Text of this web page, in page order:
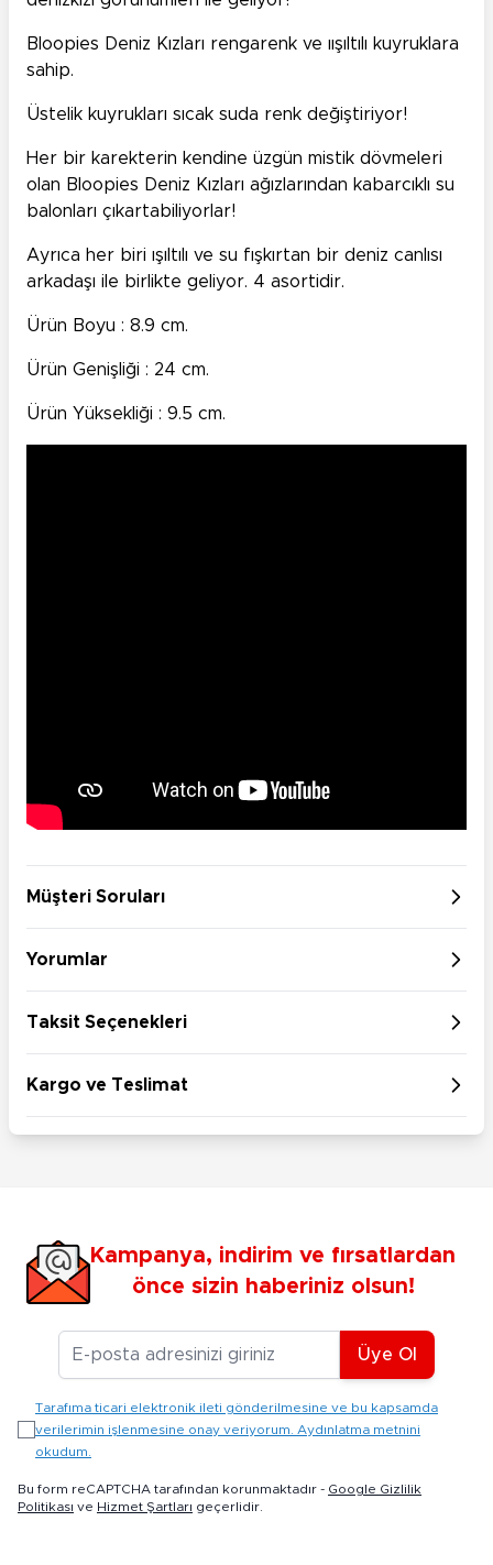
Bloopies Deniz Kızları rengarenk ve ıışıltılı kuyruklara
sahip.
Üstelik kuyrukları sıcak suda renk değiştiriyor!
Her bir karekterin kendine üzgün mistik dövmeleri
olan Bloopies Deniz Kızları ağızlarından kabarcıklı su
balonları çıkartabiliyorlar!
Ayrıca her biri ışıltılı ve su fışkırtan bir deniz canlısı
arkadaşı ile birlikte geliyor. 4 asortidir.
Ürün Boyu : 8.9 cm.
Ürün Genişliği : 24 cm.
Ürün Yüksekliği : 9.5 cm.
Müşteri Soruları
Yorumlar
Taksit Seçenekleri
Kargo ve Teslimat
Kampanya, indirim ve fırsatlardan
önce sizin haberiniz olsun!
E-posta Adresiniz
Üye Ol
Tarafıma ticari elektronik ileti gönderilmesine ve bu kapsamda
verilerimin işlenmesine onay veriyorum. Aydınlatma metnini
okudum.
Bu form reCAPTCHA tarafından korunmaktadır - Google Gizlilik
Politikası ve Hizmet Şartları geçerlidir.